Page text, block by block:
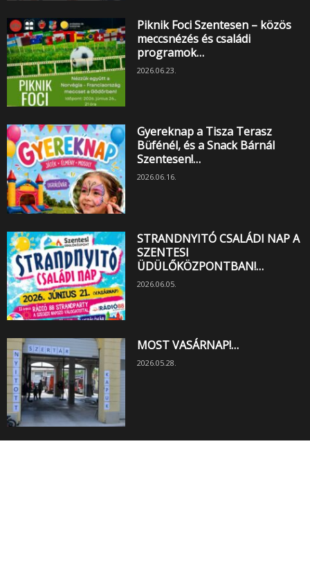
Piknik Foci Szentesen – közös
meccsnézés és családi
programok…
2026.06.23.
Gyereknap a Tisza Terasz
Büfénél, és a Snack Bárnál
Szentesen!…
2026.06.16.
STRANDNYITÓ CSALÁDI NAP A
SZENTESI
ÜDÜLŐKÖZPONTBAN!…
2026.06.05.
MOST VASÁRNAP!…
2026.05.28.